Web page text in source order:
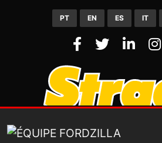
PT EN ES IT